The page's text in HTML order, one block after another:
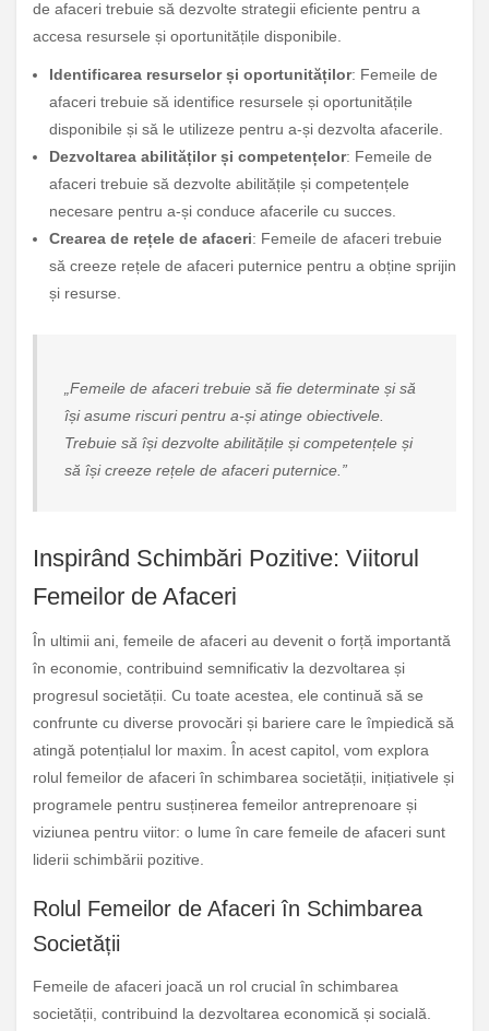
de afaceri trebuie să dezvolte strategii eficiente pentru a
accesa resursele și oportunitățile disponibile.
Identificarea resurselor și oportunităților: Femeile de
afaceri trebuie să identifice resursele și oportunitățile
disponibile și să le utilizeze pentru a-și dezvolta afacerile.
Dezvoltarea abilităților și competențelor: Femeile de
afaceri trebuie să dezvolte abilitățile și competențele
necesare pentru a-și conduce afacerile cu succes.
Crearea de rețele de afaceri: Femeile de afaceri trebuie
să creeze rețele de afaceri puternice pentru a obține sprijin
și resurse.
„Femeile de afaceri trebuie să fie determinate și să
își asume riscuri pentru a-și atinge obiectivele.
Trebuie să își dezvolte abilitățile și competențele și
să își creeze rețele de afaceri puternice.”
Inspirând Schimbări Pozitive: Viitorul
Femeilor de Afaceri
În ultimii ani, femeile de afaceri au devenit o forță importantă
în economie, contribuind semnificativ la dezvoltarea și
progresul societății. Cu toate acestea, ele continuă să se
confrunte cu diverse provocări și bariere care le împiedică să
atingă potențialul lor maxim. În acest capitol, vom explora
rolul femeilor de afaceri în schimbarea societății, inițiativele și
programele pentru susținerea femeilor antreprenoare și
viziunea pentru viitor: o lume în care femeile de afaceri sunt
liderii schimbării pozitive.
Rolul Femeilor de Afaceri în Schimbarea
Societății
Femeile de afaceri joacă un rol crucial în schimbarea
societății, contribuind la dezvoltarea economică și socială.